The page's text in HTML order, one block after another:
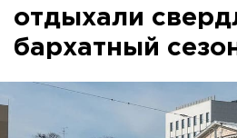
отдыхали
бархатный